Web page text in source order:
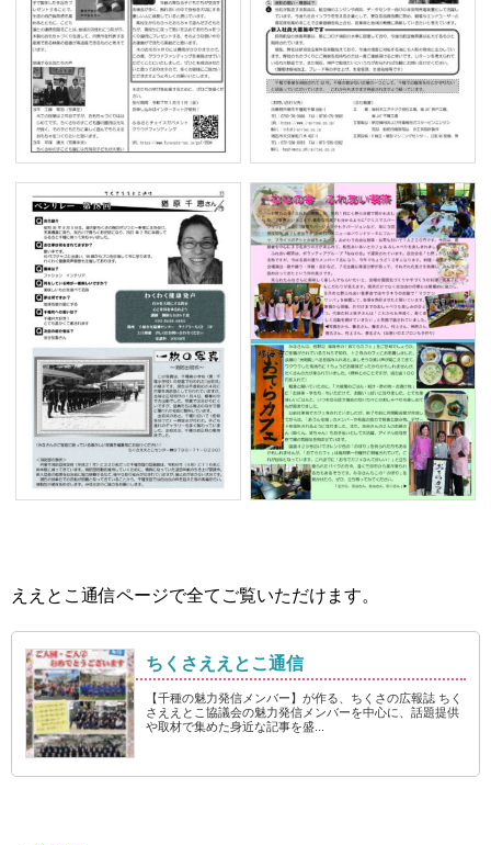
ええとこ通信ページで全てご覧いただけます。
ちくさええとこ通信
【千種の魅力発信メンバー】が作る、ちくさの広報誌 ちく
さええとこ協議会の魅力発信メンバーを中心に、話題提供
や取材で集めた身近な記事を盛...